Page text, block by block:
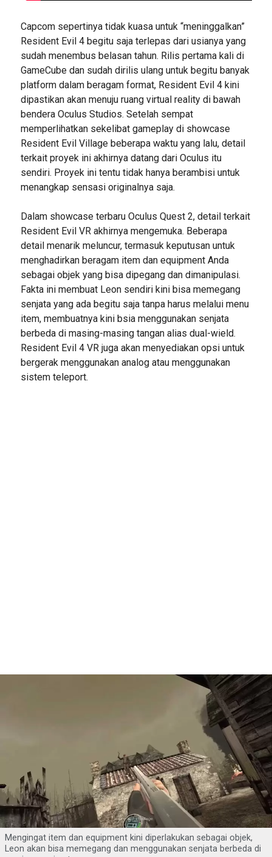
Capcom sepertinya tidak kuasa untuk “meninggalkan”
Resident Evil 4 begitu saja terlepas dari usianya yang
sudah menembus belasan tahun. Rilis pertama kali di
GameCube dan sudah dirilis ulang untuk begitu banyak
platform dalam beragam format, Resident Evil 4 kini
dipastikan akan menuju ruang virtual reality di bawah
bendera Oculus Studios. Setelah sempat
memperlihatkan sekelibat gameplay di showcase
Resident Evil Village beberapa waktu yang lalu, detail
terkait proyek ini akhirnya datang dari Oculus itu
sendiri. Proyek ini tentu tidak hanya berambisi untuk
menangkap sensasi originalnya saja.
Dalam showcase terbaru Oculus Quest 2, detail terkait
Resident Evil VR akhirnya mengemuka. Beberapa
detail menarik meluncur, termasuk keputusan untuk
menghadirkan beragam item dan equipment Anda
sebagai objek yang bisa dipegang dan dimanipulasi.
Fakta ini membuat Leon sendiri kini bisa memegang
senjata yang ada begitu saja tanpa harus melalui menu
item, membuatnya kini bsia menggunakan senjata
berbeda di masing-masing tangan alias dual-wield.
Resident Evil 4 VR juga akan menyediakan opsi untuk
bergerak menggunakan analog atau menggunakan
sistem teleport.
Mengingat item dan equipment kini diperlakukan sebagai objek,
Leon akan bisa memegang dan menggunakan senjata berbeda di